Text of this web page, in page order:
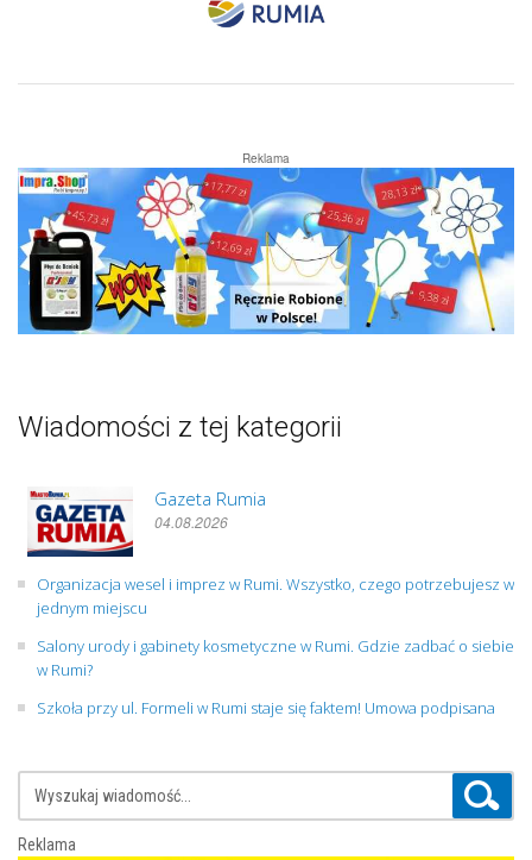
Reklama
Wiadomości z tej kategorii
Gazeta Rumia
04.08.2026
Organizacja wesel i imprez w Rumi. Wszystko, czego potrzebujesz w
jednym miejscu
Salony urody i gabinety kosmetyczne w Rumi. Gdzie zadbać o siebie
w Rumi?
Szkoła przy ul. Formeli w Rumi staje się faktem! Umowa podpisana
Reklama